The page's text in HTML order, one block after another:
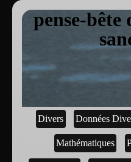
pense-bête
Divers Données
Mathématiques